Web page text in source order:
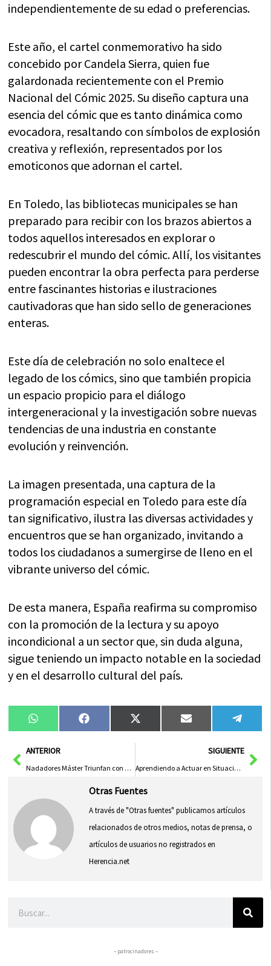
independientemente de su edad o preferencias.
Este año, el cartel conmemorativo ha sido
concebido por Candela Sierra, quien fue
galardonada recientemente con el Premio
Nacional del Cómic 2025. Su diseño captura una
esencia del cómic que es tanto dinámica como
evocadora, resaltando con símbolos de explosión
creativa y reflexión, representados por los
emoticonos que adornan el cartel.
En Toledo, las bibliotecas municipales se han
preparado para recibir con los brazos abiertos a
todos aquellos interesados en explorar o
redescubrir el mundo del cómic. Allí, los visitantes
pueden encontrar la obra perfecta para perderse
entre fascinantes historias e ilustraciones
cautivadoras que han sido sello de generaciones
enteras.
Este día de celebración no solo enaltece el
legado de los cómics, sino que también propicia
un espacio propicio para el diálogo
intergeneracional y la investigación sobre nuevas
tendencias de una industria en constante
evolución y reinvención.
La imagen presentada, una captura de la
programación especial en Toledo para este día
tan significativo, ilustra las diversas actividades y
encuentros que se han organizado, invitando a
todos los ciudadanos a sumergirse de lleno en el
vibrante universo del cómic.
De esta manera, España reafirma su compromiso
con la promoción de la lectura y su apoyo
incondicional a un sector que, sin duda alguna,
sigue teniendo un impacto notable en la sociedad
y en el desarrollo cultural del país.
Compartir
en
WhatsAppCompartir
en
FacebookCompartir
en
X
(Twitter)
Compartir
en
Email
en
AntANTERIOR
Nadadores Máster Triunfan con 26 Medallas en Regional de Invierno
SIGUIENTE
Aprendiendo a Actuar en Situaciones de Emergencia: Guía Práctica para Mantener la Calma
Otras Fuentes
A través de "Otras fuentes" publicamos artículos
relacionados de otros medios, notas de prensa, o
artículos de usuarios no registrados en
Herencia.net
– patrocinadores –